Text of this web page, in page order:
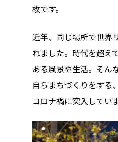
枚です。
近年、同じ場所で世界
れました。時代を超え
ある風景や生活。そん
自らまちづくりをする
コロナ禍に突入してい